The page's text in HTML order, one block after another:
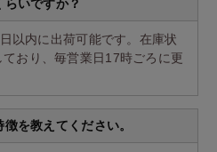
いですか？
以内に出荷可能です。在庫状
おり、毎営業日17時ごろに更
を教えてください。